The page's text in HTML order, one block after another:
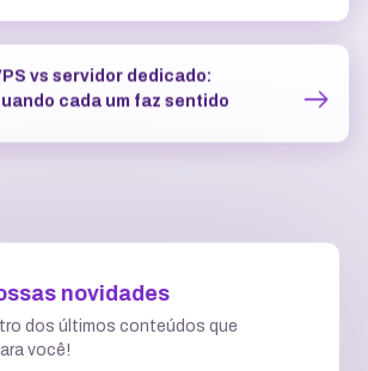
vs servidor dedicado:
cada um faz sentido
novidades
dos últimos conteúdos que
você!